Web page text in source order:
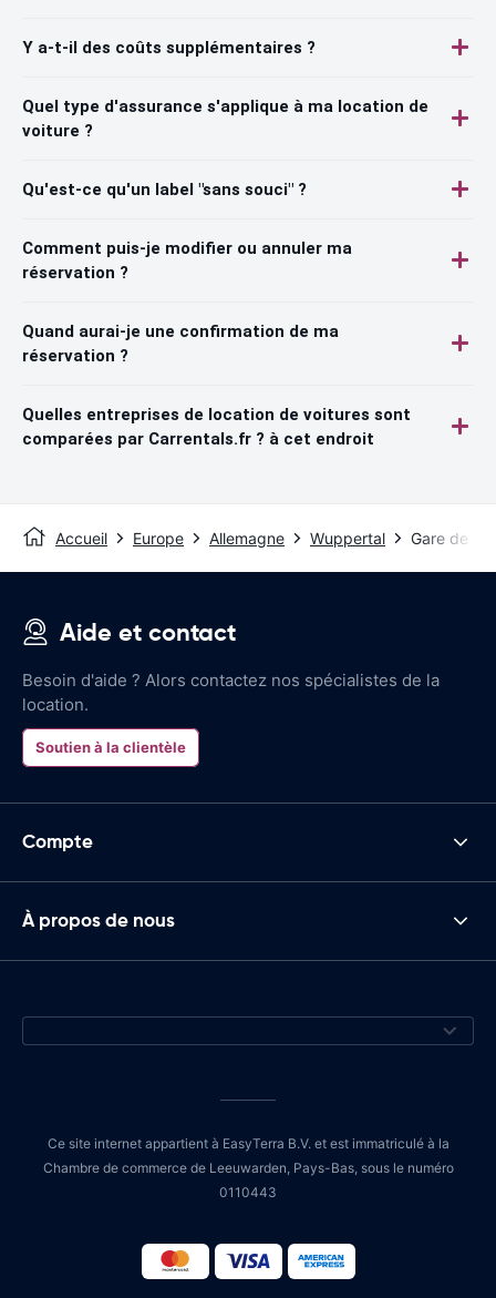
Y a-t-il des coûts supplémentaires ?
Quel type d'assurance s'applique à ma location de
voiture ?
Qu'est-ce qu'un label "sans souci" ?
Comment puis-je modifier ou annuler ma
réservation ?
Quand aurai-je une confirmation de ma
réservation ?
Quelles entreprises de location de voitures sont
comparées par Carrentals.fr ? à cet endroit
Accueil Europe Allemagne Wuppertal Gare de
Aide et contact
Besoin d'aide ? Alors contactez nos spécialistes de la
location.
Soutien à la clientèle
Compte
À propos de nous
Ce site internet appartient à EasyTerra B.V. et est immatriculé à la
Chambre de commerce de Leeuwarden, Pays-Bas, sous le numéro
0110443